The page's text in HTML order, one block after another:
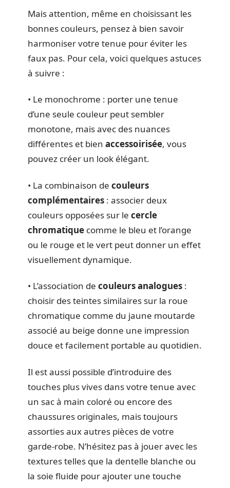
Mais attention, même en choisissant les
bonnes couleurs, pensez à bien savoir
harmoniser votre tenue pour éviter les
faux pas. Pour cela, voici quelques astuces
à suivre :
• Le monochrome : porter une tenue
d’une seule couleur peut sembler
monotone, mais avec des nuances
différentes et bien accessoirisée, vous
pouvez créer un look élégant.
• La combinaison de couleurs
complémentaires : associer deux
couleurs opposées sur le cercle
chromatique comme le bleu et l’orange
ou le rouge et le vert peut donner un effet
visuellement dynamique.
• L’association de couleurs analogues :
choisir des teintes similaires sur la roue
chromatique comme du jaune moutarde
associé au beige donne une impression
douce et facilement portable au quotidien.
Il est aussi possible d’introduire des
touches plus vives dans votre tenue avec
un sac à main coloré ou encore des
chaussures originales, mais toujours
assorties aux autres pièces de votre
garde-robe. N’hésitez pas à jouer avec les
textures telles que la dentelle blanche ou
la soie fluide pour ajouter une touche